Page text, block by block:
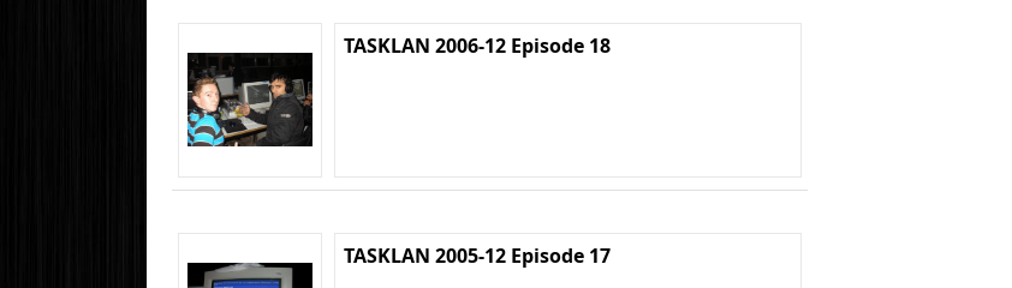
TASKLAN 2006-12 Episode 18
TASKLAN 2005-12 Episode 17